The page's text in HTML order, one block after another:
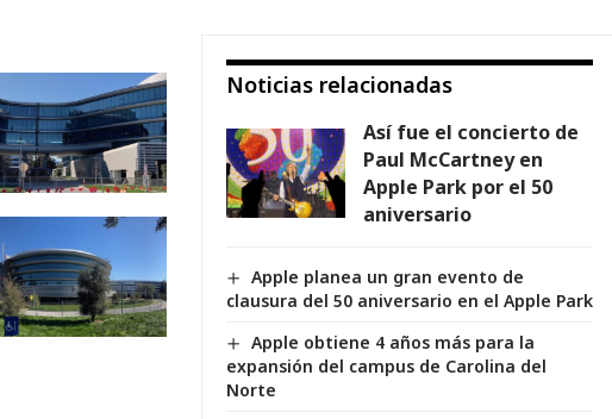
Noticias relacionadas
Así fue el concierto de
Paul McCartney en
Apple Park por el 50
aniversario
Apple planea un gran evento de
clausura del 50 aniversario en el Apple Park
Apple obtiene 4 años más para la
expansión del campus de Carolina del
Norte